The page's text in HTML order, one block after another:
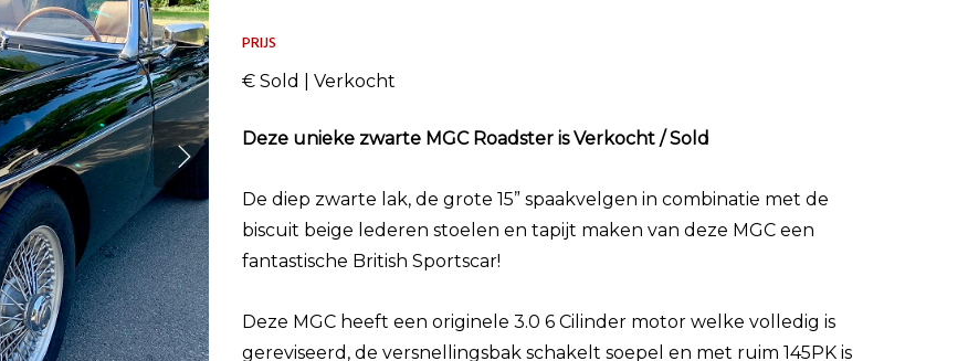
PRIJS
€ Sold | Verkocht
Deze unieke zwarte MGC Roadster is Verkocht / Sold
De diep zwarte lak, de grote 15” spaakvelgen in combinatie met de
biscuit beige lederen stoelen en tapijt maken van deze MGC een
fantastische British Sportscar!
Deze MGC heeft een originele 3.0 6 Cilinder motor welke volledig is
gereviseerd, de versnellingsbak schakelt soepel en met ruim 145PK is